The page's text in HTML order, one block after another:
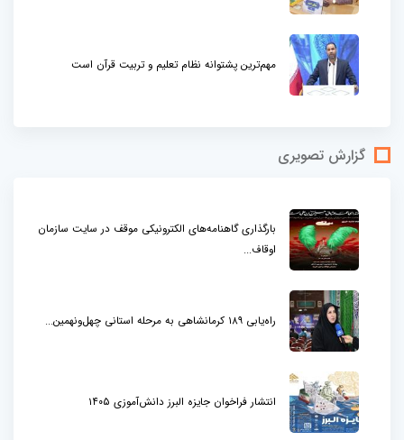
مهم‌ترین پشتوانه نظام تعلیم و تربیت قرآن است
گزارش تصویری
بارگذاری گاهنامه‌های الکترونیکی موقف در سایت سازمان
اوقاف...
راه‌یابی ۱۸۹ کرمانشاهی به مرحله استانی چهل‌ونهمین...
انتشار فراخوان جایزه البرز دانش‌آموزی ۱۴۰۵